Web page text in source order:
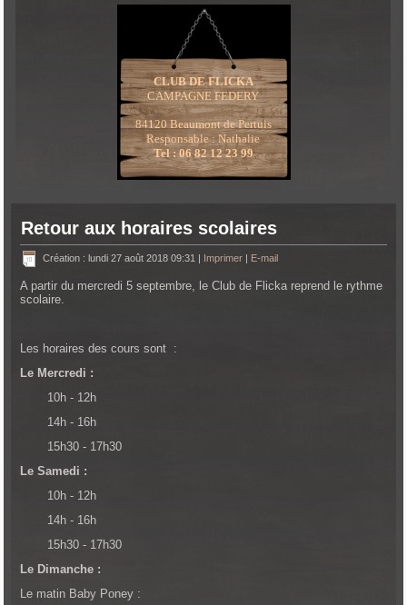
CLUB DE FLICKA
CAMPAGNE FEDERY
84120 Beaumont de Pertuis
Responsable : Nathalie
Tel : 06 82 12 23 99
Retour aux horaires scolaires
Création : lundi 27 août 2018 09:31 | Imprimer | E-mail
A partir du mercredi 5 septembre, le Club de Flicka reprend le rythme
scolaire.
Les horaires des cours sont :
Le Mercredi :
10h - 12h
14h - 16h
15h30 - 17h30
Le Samedi :
10h - 12h
14h - 16h
15h30 - 17h30
Le Dimanche :
Le matin Baby Poney :